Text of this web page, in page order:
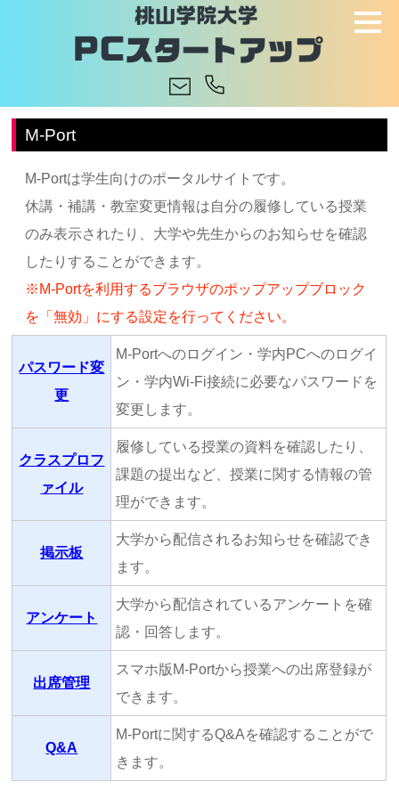
M-Port
M-Portは学生向けのポータルサイトです。
休講・補講・教室変更情報は自分の履修している授業
のみ表示されたり、大学や先生からのお知らせを確認
したりすることができます。
※M-Portを利用するブラウザのポップアップブロック
を「無効」にする設定を行ってください。
パスワード変
更
M-Portへのログイン・学内PCへのログイ
ン・学内Wi-Fi接続に必要なパスワードを
変更します。
クラスプロフ
ァイル
履修している授業の資料を確認したり、
課題の提出など、授業に関する情報の管
理ができます。
掲示板
大学から配信されるお知らせを確認でき
ます。
アンケート
大学から配信されているアンケートを確
認・回答します。
出席管理
スマホ版M-Portから授業への出席登録が
できます。
Q&A
M-Portに関するQ&Aを確認することがで
きます。